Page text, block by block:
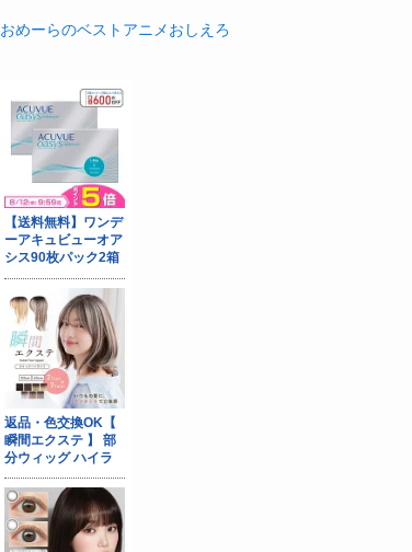
おめーらのベストアニメおしえろ